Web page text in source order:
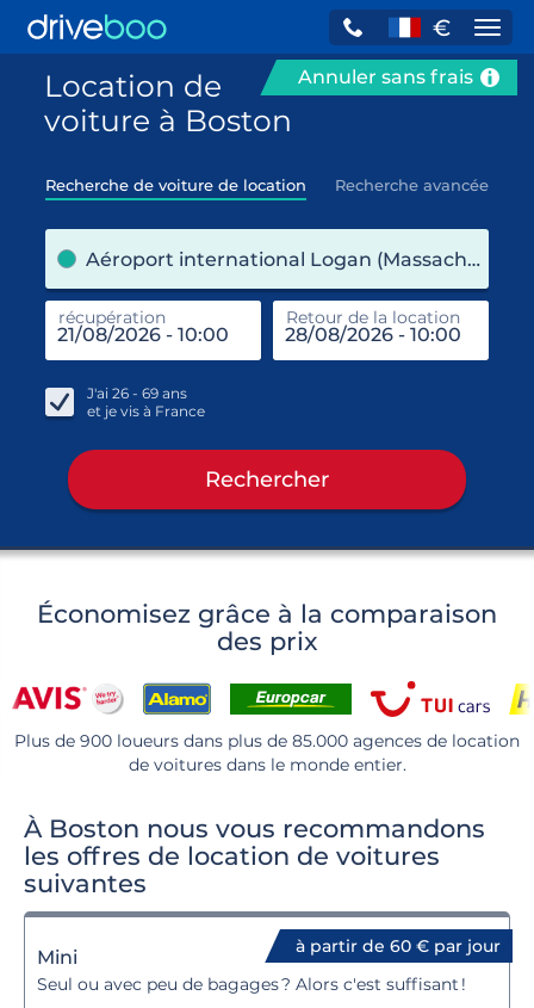
€
Annuler sans frais
Location de
voiture à Boston
Recherche de voiture de location Recherche avancée
Aéroport international Logan (Massachusetts / États-Unis)
récupération Retour de la location
J'ai 26 - 69 ans
et je vis à France
Rechercher
Économisez grâce à la comparaison
des prix
Plus de 900 loueurs dans plus de 85.000 agences de location
de voitures dans le monde entier.
À Boston nous vous recommandons
les offres de location de voitures
suivantes
à partir de 60 € par jour
Mini
Seul ou avec peu de bagages ? Alors c'est suffisant !